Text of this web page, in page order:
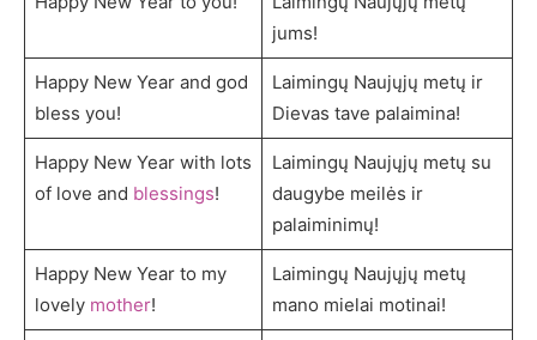
jums!
Happy New Year and god
bless you!
Laimingų Naujųjų metų ir
Dievas tave palaimina!
Happy New Year with lots
of love and blessings!
Laimingų Naujųjų metų su
daugybe meilės ir
palaiminimų!
Happy New Year to my
lovely mother!
Laimingų Naujųjų metų
mano mielai motinai!